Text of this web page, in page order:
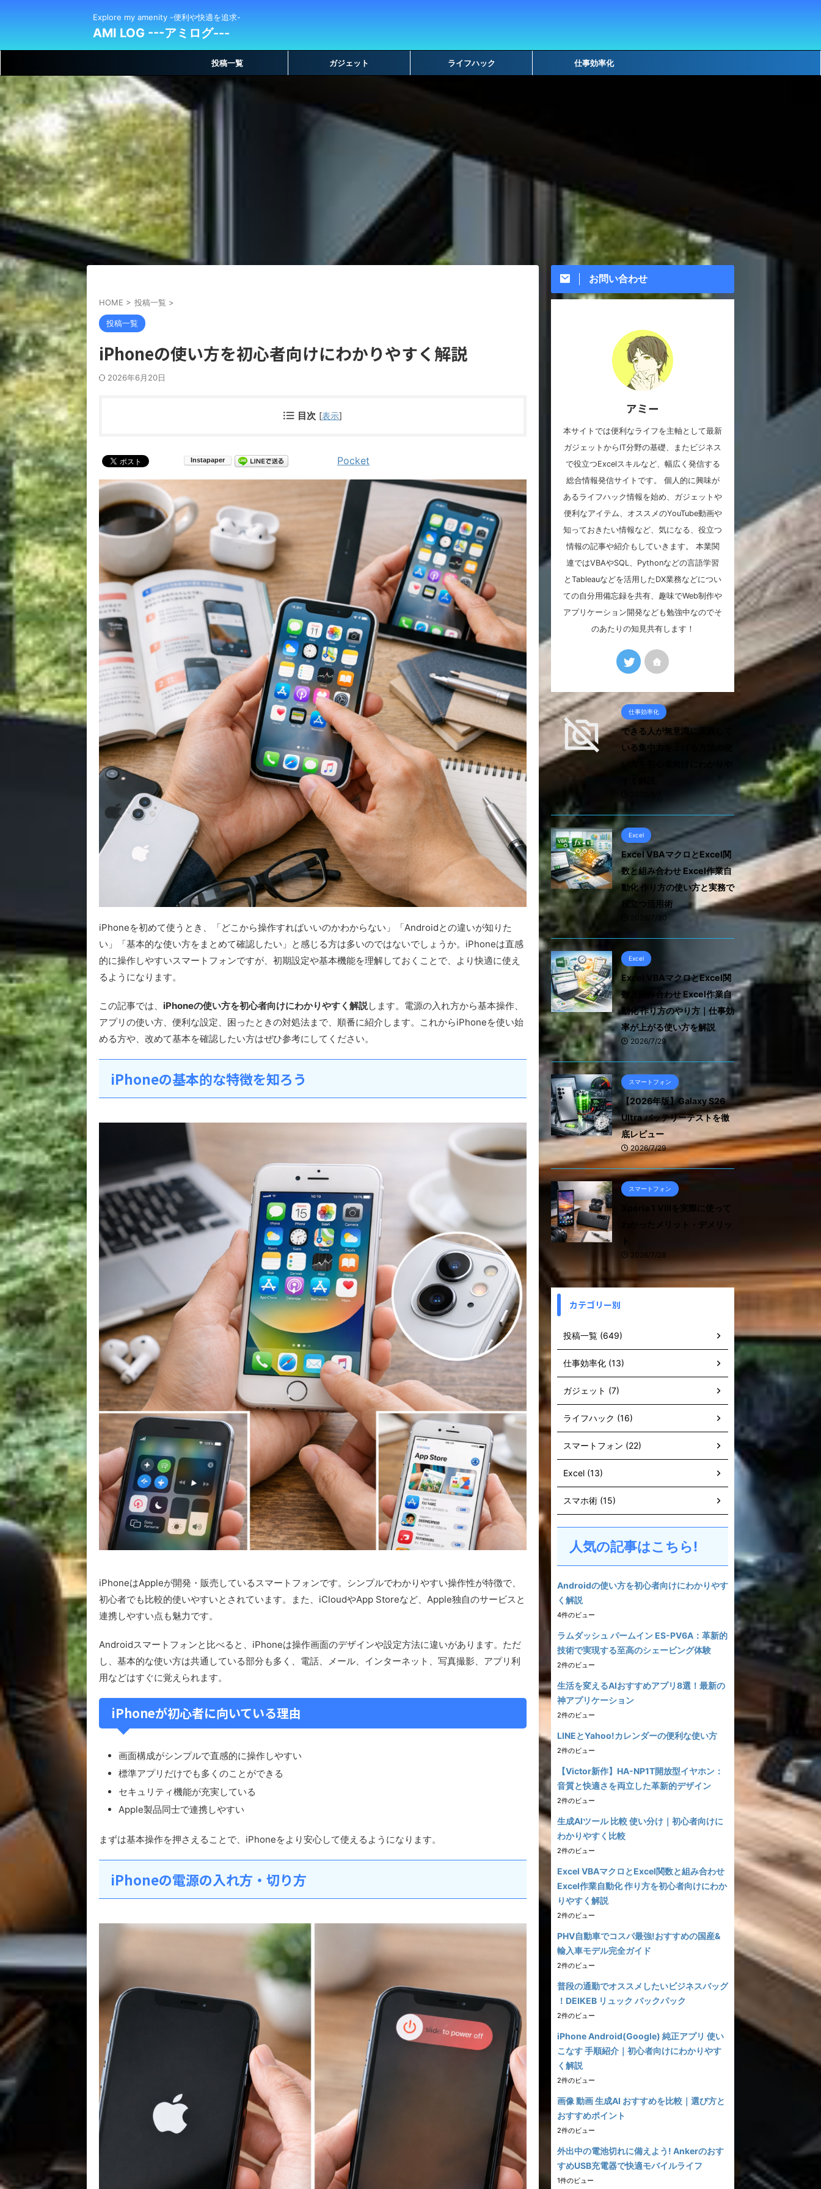
Explore my amenity -便利や快適を追求-
AMI LOG ---アミログ---
投稿一覧 ガジェット ライフハック 仕事効率化
HOME > 投稿一覧 >
投稿一覧
iPhoneの使い方を初心者向けにわかりやすく解説
2026年6月20日
目次 [表示]
Pocket
iPhoneを初めて使うとき、「どこから操作すればいいのかわからない」「Androidとの違いが知りた
い」「基本的な使い方をまとめて確認したい」と感じる方は多いのではないでしょうか。iPhoneは直感
的に操作しやすいスマートフォンですが、初期設定や基本機能を理解しておくことで、より快適に使え
るようになります。
この記事では、 iPhoneの使い方を初心者向けにわかりやすく解説します。電源の入れ方から基本操作、
アプリの使い方、便利な設定、困ったときの対処法まで、順番に紹介します。これからiPhoneを使い始
める方や、改めて基本を確認したい方はぜひ参考にしてください。
iPhoneの基本的な特徴を知ろう
iPhoneはAppleが開発・販売しているスマートフォンです。シンプルでわかりやすい操作性が特徴で、
初心者でも比較的使いやすいとされています。また、iCloudやApp Storeなど、Apple独自のサービスと
連携しやすい点も魅力です。
Androidスマートフォンと比べると、iPhoneは操作画面のデザインや設定方法に違いがあります。ただ
し、基本的な使い方は共通している部分も多く、電話、メール、インターネット、写真撮影、アプリ利
用などはすぐに覚えられます。
iPhoneが初心者に向いている理由
画面構成がシンプルで直感的に操作しやすい
標準アプリだけでも多くのことができる
セキュリティ機能が充実している
Apple製品同士で連携しやすい
まずは基本操作を押さえることで、iPhoneをより安心して使えるようになります。
iPhoneの電源の入れ方・切り方
お問い合わせ
アミー
本サイトでは便利なライフを主軸として最新
ガジェットからIT分野の基礎、またビジネス
で役立つExcelスキルなど、幅広く発信する
総合情報発信サイトです。 個人的に興味が
あるライフハック情報を始め、ガジェットや
便利なアイテム、オススメのYouTube動画や
知っておきたい情報など、気になる、役立つ
情報の記事や紹介もしていきます。 本業関
連ではVBAやSQL、Pythonなどの言語学習
とTableauなどを活用したDX業務などについ
ての自分用備忘録を共有、趣味でWeb制作や
アプリケーション開発なども勉強中なのでそ
のあたりの知見共有します！
仕事効率化
できる人が無意識に実践して
いる集中力を上げる方法の使
い方を初心者向けにわかりや
Excel
Excel VBAマクロとExcel関
数と組み合わせ Excel作業自
動化 作り方の使い方と実務で
役立つ活用術
2026/7/30
Excel
Excel VBAマクロとExcel関
数と組み合わせ Excel作業自
動化 作り方のやり方｜仕事効
率が上がる使い方を解説
2026/7/29
スマートフォン
【2026年版】Galaxy S26
Ultra バッテリーテストを徹
底レビュー
2026/7/29
スマートフォン
Xperia 1 VIIIを実際に使って
わかったメリット・デメリッ
2026/7/28
カテゴリー別
投稿一覧 (649)
仕事効率化 (13)
ガジェット (7)
ライフハック (16)
スマートフォン (22)
Excel (13)
スマホ術 (15)
人気の記事はこちら!
Androidの使い方を初心者向けにわかりやす
く解説
4件のビュー
ラムダッシュ パームイン ES-PV6A：革新的
技術で実現する至高のシェービング体験
2件のビュー
生活を変えるAIおすすめアプリ8選！最新の
神アプリケーション
2件のビュー
LINEとYahoo!カレンダーの便利な使い方
2件のビュー
【Victor新作】HA-NP1T開放型イヤホン：
音質と快適さを両立した革新的デザイン
2件のビュー
生成AIツール 比較 使い分け｜初心者向けに
わかりやすく比較
2件のビュー
Excel VBAマクロとExcel関数と組み合わせ
Excel作業自動化 作り方を初心者向けにわか
りやすく解説
2件のビュー
PHV自動車でコスパ最強!おすすめの国産&
輸入車モデル完全ガイド
2件のビュー
普段の通勤でオススメしたいビジネスバッグ
！DEIKEB リュック バックパック
2件のビュー
iPhone Android(Google) 純正アプリ 使い
こなす 手順紹介｜初心者向けにわかりやす
く解説
2件のビュー
画像 動画 生成AI おすすめを比較｜選び方と
おすすめポイント
2件のビュー
外出中の電池切れに備えよう! Ankerのおす
すめUSB充電器で快適モバイルライフ
1件のビュー